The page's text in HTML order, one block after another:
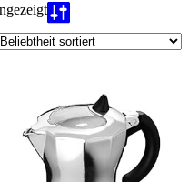
Nach
Beliebtheit
sortiert